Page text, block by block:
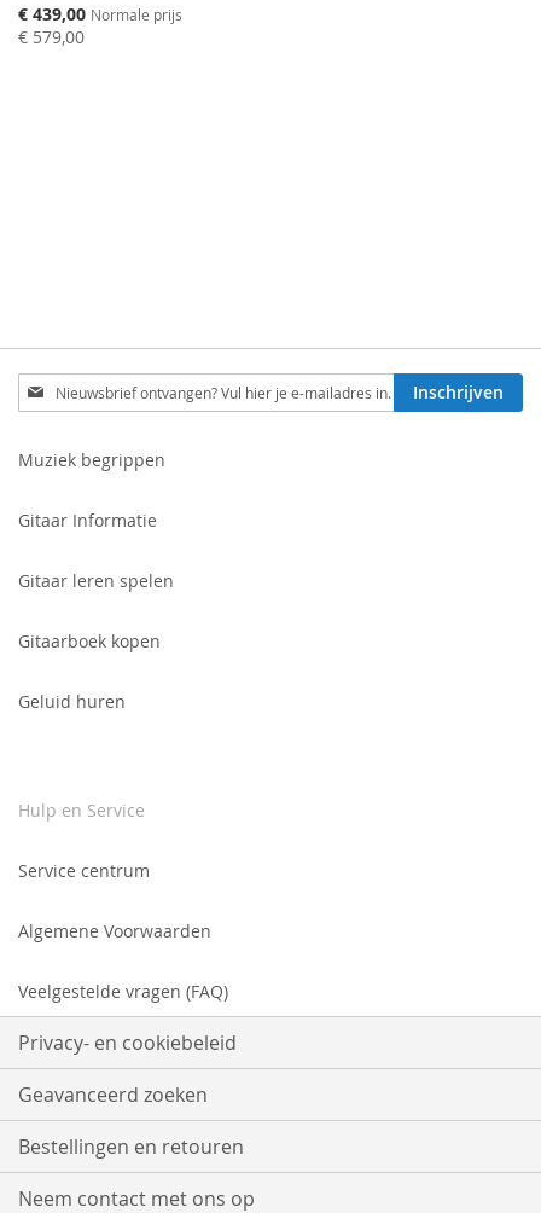
Speciale
prijs
€ 439,00 Normale prijs
€ 579,00
Schrijf
je
voor
Inschrijven
Muziek begrippen
Gitaar Informatie
Gitaar leren spelen
Gitaarboek kopen
Geluid huren
Hulp en Service
Service centrum
Algemene Voorwaarden
Veelgestelde vragen (FAQ)
Privacy- en cookiebeleid
Geavanceerd zoeken
Bestellingen en retouren
Neem contact met ons op